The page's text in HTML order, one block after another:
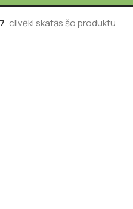
cilvēki skatās šo produktu